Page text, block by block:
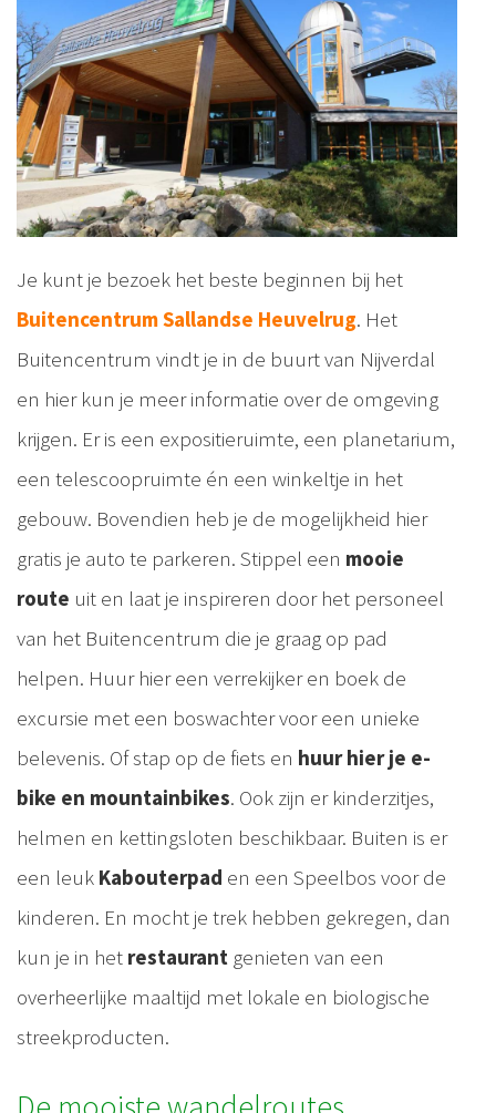
Je kunt je bezoek het beste beginnen bij het
Buitencentrum Sallandse Heuvelrug. Het
Buitencentrum vindt je in de buurt van Nijverdal
en hier kun je meer informatie over de omgeving
krijgen. Er is een expositieruimte, een planetarium,
een telescoopruimte én een winkeltje in het
gebouw. Bovendien heb je de mogelijkheid hier
gratis je auto te parkeren. Stippel een mooie
route uit en laat je inspireren door het personeel
van het Buitencentrum die je graag op pad
helpen. Huur hier een verrekijker en boek de
excursie met een boswachter voor een unieke
belevenis. Of stap op de fiets en huur hier je e-
bike en mountainbikes. Ook zijn er kinderzitjes,
helmen en kettingsloten beschikbaar. Buiten is er
een leuk Kabouterpad en een Speelbos voor de
kinderen. En mocht je trek hebben gekregen, dan
kun je in het restaurant genieten van een
overheerlijke maaltijd met lokale en biologische
streekproducten.